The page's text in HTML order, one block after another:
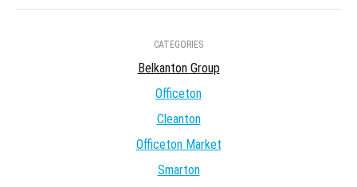
CATEGORIES
Belkanton Group
Officeton
Cleanton
Officeton Market
Smarton